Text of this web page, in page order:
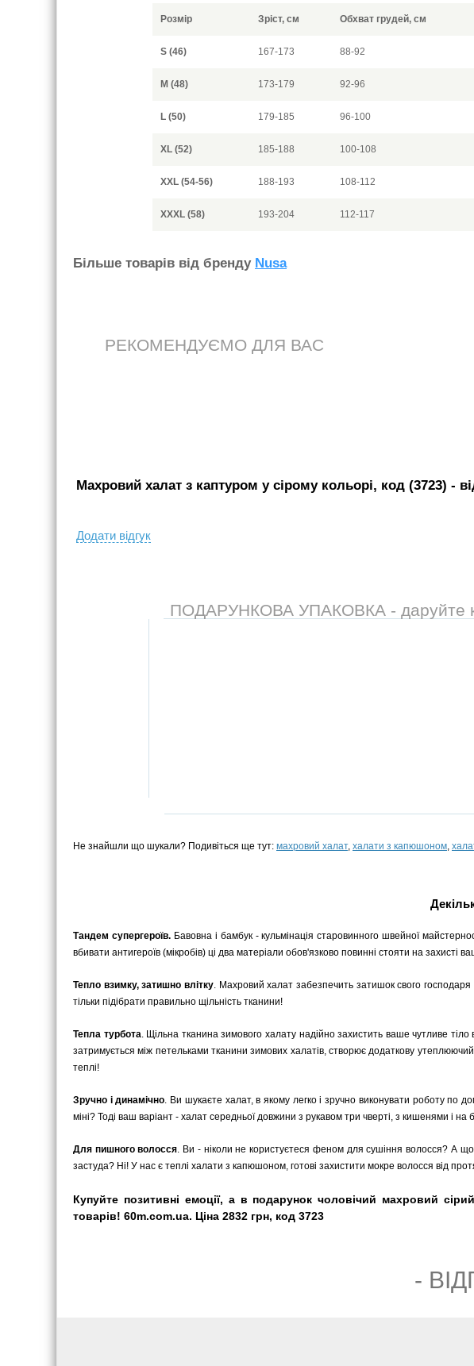
Розмір Зріст, см Обхват грудей, см
S (46) 167-173 88-92
M (48) 173-179 92-96
L (50) 179-185 96-100
XL (52) 185-188 100-108
XXL (54-56) 188-193 108-112
XXXL (58) 193-204 112-117
Бiльше товарiв вiд бренду Nusa
РЕКОМЕНДУЄМО ДЛЯ ВАС
Махровий халат з каптуром у сірому кольорі, код (3723) -
Додати вiдгук
ПОДАРУНКОВА УПАКОВКА - даруйте
Не знайшли що шукали? Подивіться ще тут: махровий халат, халати з капюшоном,
Тандем супергероїв.Бавовна і бамбук - кульмінація старовинного швейної
вбивати антигероїв (мікробів) ці два матеріали обов'язково повинні стояти на
Тепло взимку, затишно влітку. Махровий халат забезпечить затишок свого
тільки підібрати правильно щільність тканини!
Тепла турбота. Щільна тканина зимового халату надійно захистить ваше чутливе
затримується між петельками тканини зимових халатів, створює додаткову
теплі!
Зручно і динамічно. Ви шукаєте халат, в якому легко і зручно виконувати роботу по
міні? Тоді ваш варіант - халат середньої довжини з рукавом три чверті, з кишенями і на
Для пишного волосся. Ви - ніколи не користуєтеся феном для сушіння волосся? А
застуда? Ні! У нас є теплі халати з капюшоном, готові захистити мокре волосся від
Купуйте позитивні емоції, а в подарунок чоловічий махровий
товарів! 60m.com.ua. Ціна 2832 грн, код 3723
-